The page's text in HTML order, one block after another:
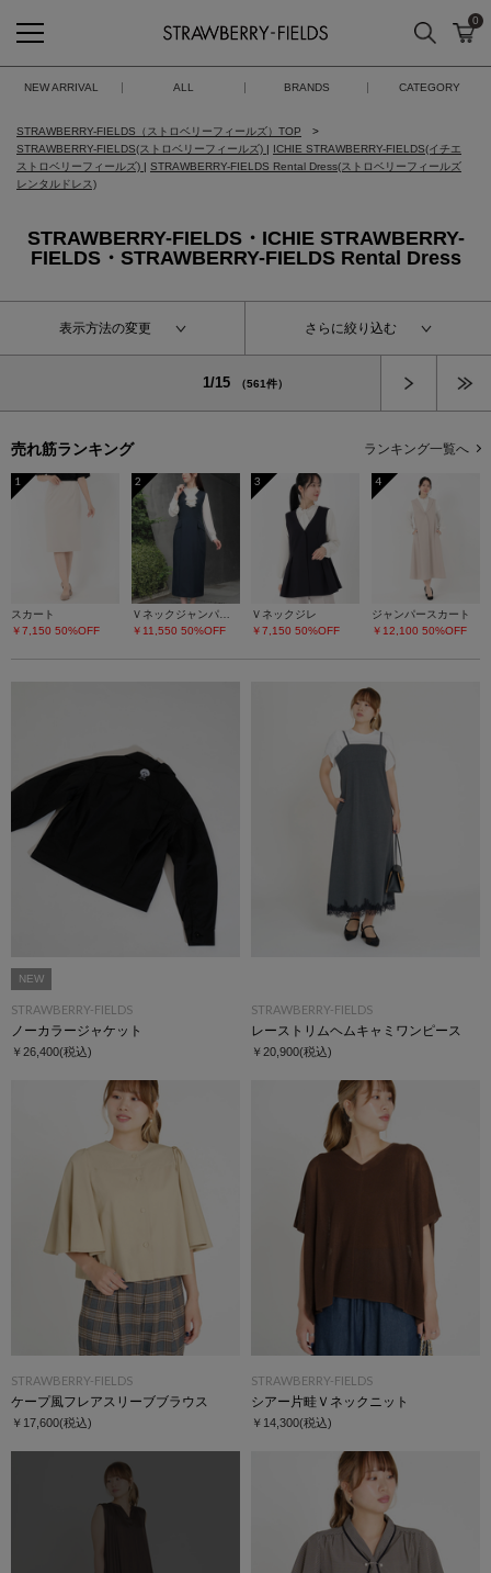
STRAWBERRY-FIELDS
検索 カ
0
NEW ARRIVAL ALL BRANDS CATEGORY
STRAWBERRY-FIELDS（ストロベリーフィールズ）TOP
STRAWBERRY-FIELDS(ストロベリーフィールズ) | ICHIE STRAWBERRY-FIELDS(イチエ
ストロベリーフィールズ) | STRAWBERRY-FIELDS Rental Dress(ストロベリーフィールズ
レンタルドレス)
STRAWBERRY-FIELDS・ICHIE STRAWBERRY-
FIELDS・STRAWBERRY-FIELDS Rental Dress
表示方法の変更 さらに絞り込む
1/15 （561件）
売れ筋ランキング ランキング一覧へ
1
スカート
￥7,150 50%OFF
2
Ｖネックジャンパースカート
￥11,550 50%OFF
3
Ｖネックジレ
￥7,150 50%OFF
4
ジャンパースカート
￥12,100 50%OFF
NEW
STRAWBERRY-FIELDS
ノーカラージャケット
￥26,400(税込)
STRAWBERRY-FIELDS
レーストリムヘムキャミワンピース
￥20,900(税込)
STRAWBERRY-FIELDS
ケープ風フレアスリーブブラウス
￥17,600(税込)
STRAWBERRY-FIELDS
シアー片畦Ｖネックニット
￥14,300(税込)